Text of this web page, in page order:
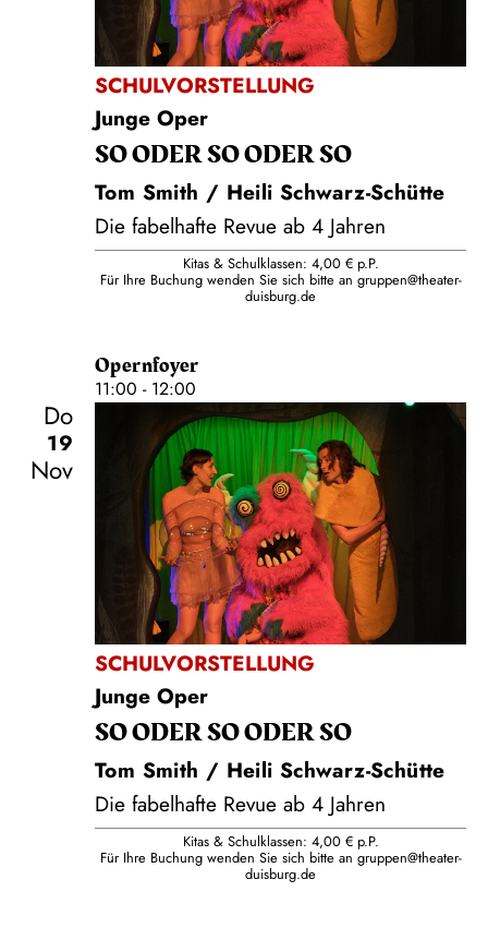
SCHULVORSTELLUNG
Junge Oper
SO ODER SO ODER SO
Tom Smith / Heili Schwarz-Schütte
Die fabelhafte Revue ab 4 Jahren
Kitas & Schulklassen: 4,00 € p.P.
Für Ihre Buchung wenden Sie sich bitte an gruppen@theater-
duisburg.de
Opernfoyer
11:00 - 12:00
Do
19
Nov
SCHULVORSTELLUNG
Junge Oper
SO ODER SO ODER SO
Tom Smith / Heili Schwarz-Schütte
Die fabelhafte Revue ab 4 Jahren
Kitas & Schulklassen: 4,00 € p.P.
Für Ihre Buchung wenden Sie sich bitte an gruppen@theater-
duisburg.de